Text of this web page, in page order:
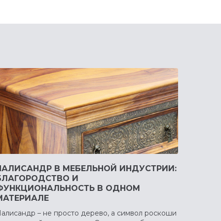
В МЕБЕЛЬНОЙ ИНДУСТРИИ:
И
В ОДНОМ
– не просто дерево, а символ роскоши